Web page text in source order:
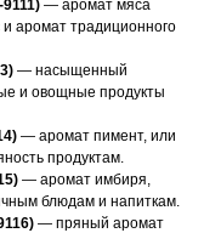
— аромат мяса
аромат традиционного
— насыщенный
и овощные продукты
— аромат пимент, или
продуктам.
— аромат имбиря,
блюдам и напиткам.
— пряный аромат